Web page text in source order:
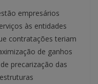
empresários
às entidades
contratações teriam
de ganhos
precarização das